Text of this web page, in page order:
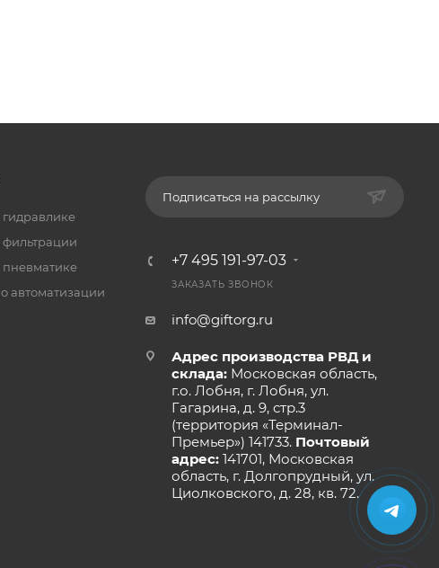
гидравлике
фильтрации
пневматике
автоматизации
Подписаться на рассылку
+7 495 191-97-03
ЗАКАЗАТЬ ЗВОНОК
info@giftorg.ru
Адрес производства РВД и
склада:Московская область,
г.о. Лобня, г. Лобня, ул.
Гагарина, д. 9, стр.3
(территория «Терминал-
Премьер») 141733. Почтовый
адрес:141701, Московская
область, г. Долгопрудный, ул.
Циолковского, д. 28, кв. 72.